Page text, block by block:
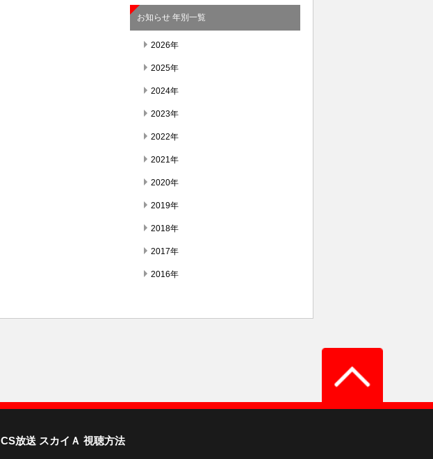
お知らせ 年別一覧
2026年
2025年
2024年
2023年
2022年
2021年
2020年
2019年
2018年
2017年
2016年
CS放送 スカイＡ 視聴方法